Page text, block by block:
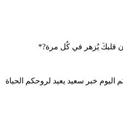
قلبكَ يُزهر في كُل مرة?*
اليوم خبر سعيد يعيد لروحكم الحياة